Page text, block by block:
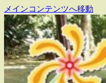
メインコンテンツへ移動
沖縄じゃん
東日本大震災で
る人たちの交流組